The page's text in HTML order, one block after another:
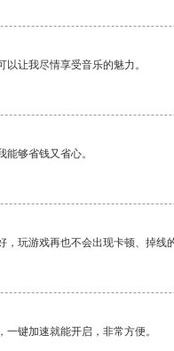
让我尽情享受音乐的魅力。
够省钱又省心。
玩游戏再也不会出现卡顿、掉线
键加速就能开启，非常方便。